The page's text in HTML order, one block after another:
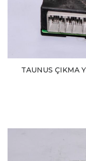
TAUNUS ÇIKMA